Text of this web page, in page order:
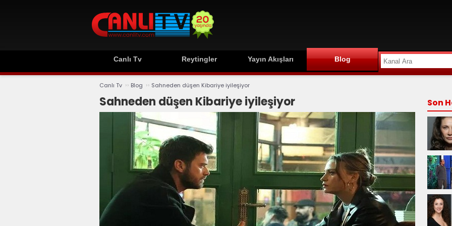
Canlı Tv Reytingler Yayın Akışları Blog
Canlı Tv ›› Blog ›› Sahneden düşen Kibariye iyileşiyor
Sahneden düşen Kibariye iyileşiyor Son